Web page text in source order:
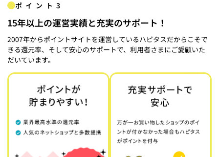
ポイント3
15年以上の運営実績と充実のサポート！
2007年からポイントサイトを運営しているハピタスだからこそで
きる還元率、そして安心のサポートで、利用者さまにご愛顧いた
だいています。